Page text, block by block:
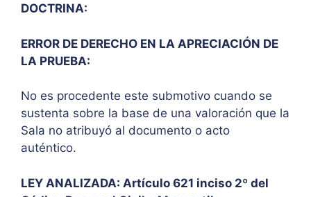
DOCTRINA:
ERROR DE DERECHO EN LA APRECIACIÓN DE
LA PRUEBA:
No es procedente este submotivo cuando se
sustenta sobre la base de una valoración que la
Sala no atribuyó al documento o acto
auténtico.
LEY ANALIZADA: Artículo 621 inciso 2º del